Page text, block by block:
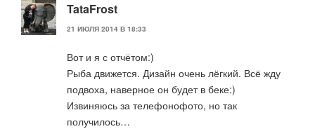
TataFrost
21 ИЮЛЯ 2014 В 18:33
Вот и я с отчётом:)
Рыба движется. Дизайн очень лёгкий. Всё жду
подвоха, наверное он будет в беке:)
Извиняюсь за телефонофото, но так
получилось…